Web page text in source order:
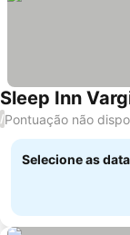
Sleep Inn
/Pontuação não
Selecione as